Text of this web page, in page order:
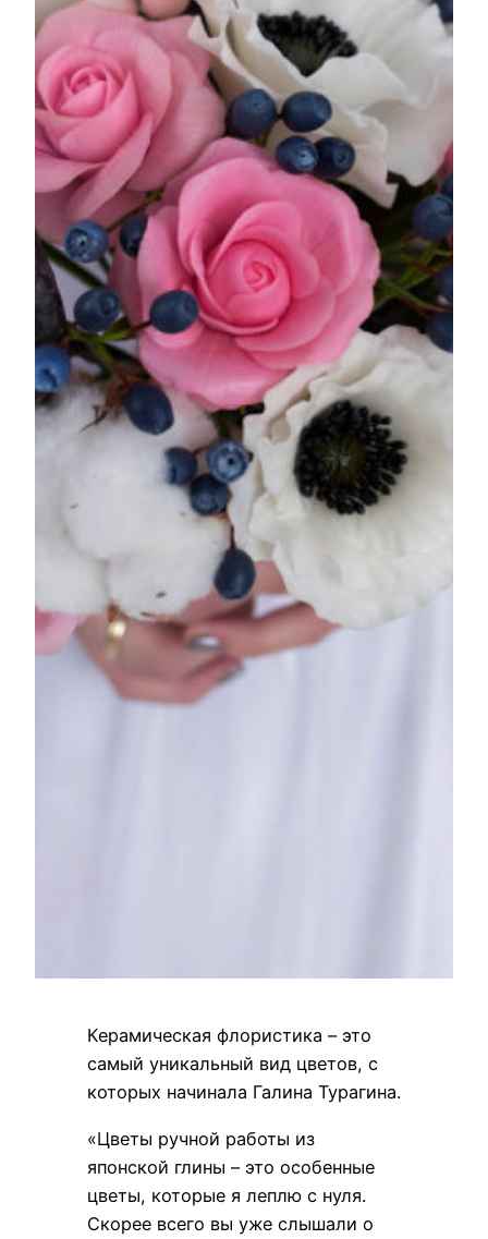
Керамическая флористика – это
самый уникальный вид цветов, с
которых начинала Галина Турагина.
«Цветы ручной работы из
японской глины – это особенные
цветы, которые я леплю с нуля.
Скорее всего вы уже слышали о